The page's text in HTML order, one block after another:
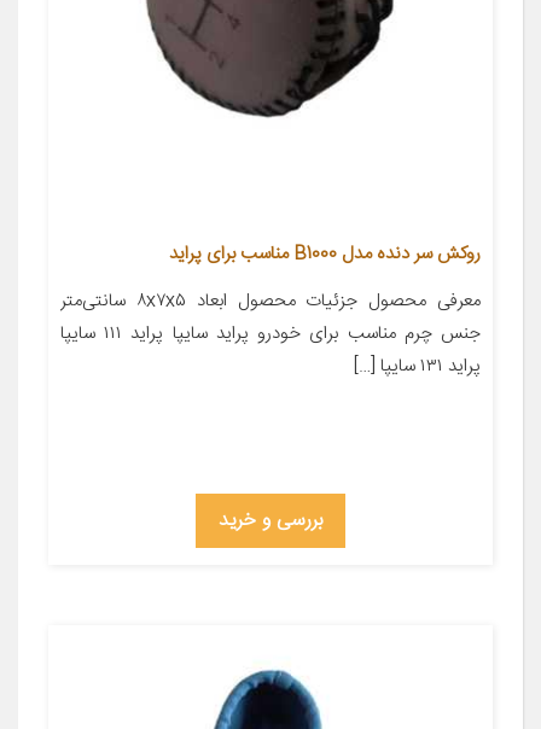
روکش سر دنده مدل B1000 مناسب برای پراید
معرفی محصول جزئیات محصول ابعاد ۸x۷x۵ سانتی‌متر
جنس چرم مناسب برای خودرو پراید سایپا پراید ۱۱۱ سایپا
پراید ۱۳۱ سایپا […]
بررسی و خرید